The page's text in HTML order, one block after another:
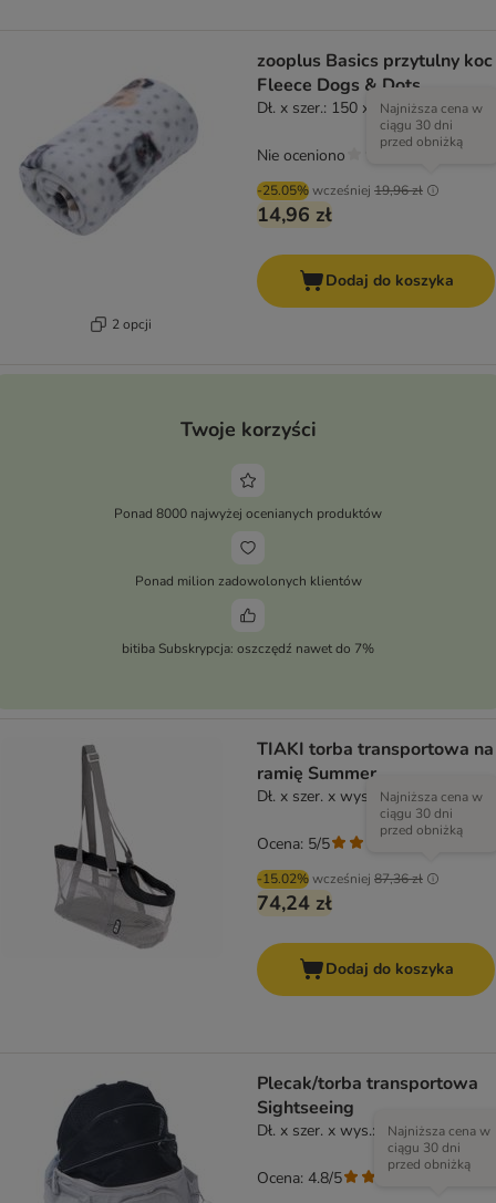
2 opcji
zooplus Basics przytulny koc
Fleece Dogs & Dots
Dł. x szer.: 150 x 100 cm
-25.05%wcześniej 19,96 zł
Najniższa cena w
ciągu 30 dni
przed obniżką
14,96 zł
Nie oceniono
Dodaj do koszyka
Twoje korzyści
Ponad 8000 najwyżej ocenianych produktów
Ponad milion zadowolonych klientów
bitiba Subskrypcja: oszczędź nawet do 7%
TIAKI torba transportowa na
ramię Summer
Dł. x szer. x wys.: 43 x 23 x 25 cm
-15.02%wcześniej 87,36 zł
Najniższa cena w
ciągu 30 dni
przed obniżką
74,24 zł
Ocena: 5/5
Dodaj do koszyka
Plecak/torba transportowa
Sightseeing
Dł. x szer. x wys.: 32 x 21 x 46 cm
Najniższa cena w
ciągu 30 dni
przed obniżką
Ocena: 4.8/5